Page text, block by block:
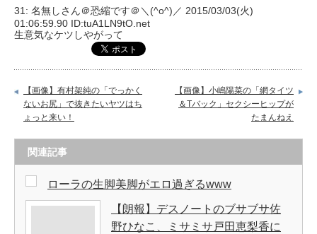
31: 名無しさん＠恐縮です＠＼(^o^)／ 2015/03/03(火)
01:06:59.90 ID:tuA1LN9tO.net
生意気なケツしやがって
【画像】有村架純の「でっかく
ないお尻」で抜きたいヤツはち
ょっと来い！
【画像】小嶋陽菜の「網タイツ
＆Tバック」セクシーヒップが
たまんねえ
関連記事
ローラの生脚美脚がエロ過ぎるwww
【朗報】デスノートのブサブサ佐
野ひなこ、ミサミサ戸田恵梨香に